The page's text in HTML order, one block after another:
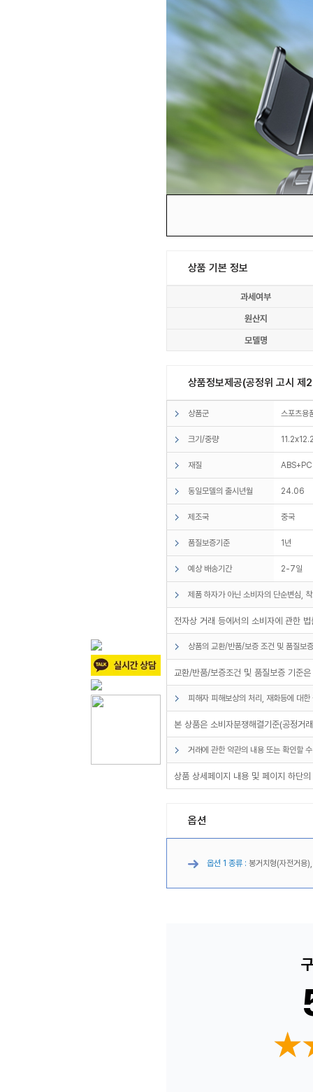
상품 기본 정보
과세여부
원산지
모델명
상품정보제공(공정위 고시
상품군 스포츠용
크기/중량
재질 ABS+PC
동일모델의 출시년월 24.06
제조국 중국
품질보증기준 1년
예상 배송기간 2-7일
제품 하자가 아닌 소비자의 단순변심,
전자상 거래 등에서의 소비자에 관한
상품의 교환/반품/보증 조건 및 품질보
교환/반품/보증조건 및 품질보증 기준
피해자 피해보상의 처리, 재화등에 대
본 상품은 소비자분쟁해결기준(공정거
거래에 관한 약관의 내용 또는 확인할
상품 상세페이지 내용 및 페이지 하단
옵션
옵션 1 종류 : 봉거치형(자전거용